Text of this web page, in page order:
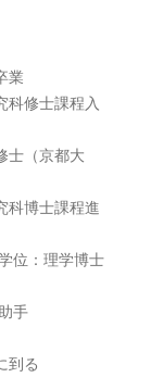
業
修士課程入
（京都大
博士課程進
：理学博士
手
る